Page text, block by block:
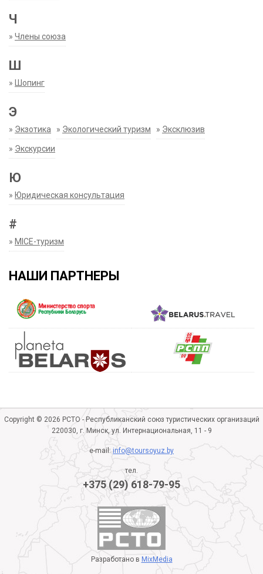
Ч
» Члены союза
Ш
» Шопинг
Э
» Экзотика » Экологический туризм » Эксклюзив
» Экскурсии
Ю
» Юридическая консультация
#
» MICE-туризм
НАШИ ПАРТНЕРЫ
Copyright © 2026 РСТО - Республиканский союз туристических организаций
220030, г. Минск, ул. Интернациональная, 11 - 9
e-mail:info@toursoyuz.by
тел.
+375 (29) 618-79-95
Разработано в MixMedia